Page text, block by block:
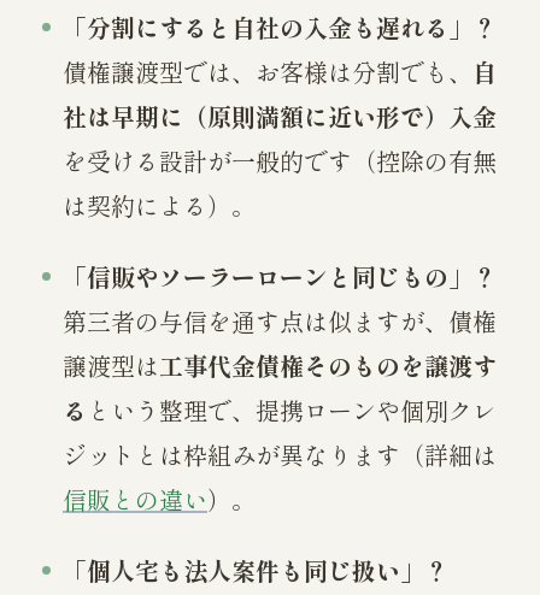
「分割にすると自社の入金も遅れる」？
債権譲渡型では、お客様は分割でも、
自
社は早期に（原則満額に近い形で）入金
を受ける設計が一般的です（控除の有無
は契約による）。
「信販やソーラーローンと同じもの」？
第三者の与信を通す点は似ますが、債権
譲渡型は工事代金債権そのものを譲渡す
る という整理で、提携ローンや個別クレ
ジットとは枠組みが異なります（詳細は
信販との違い）。
「個人宅も法人案件も同じ扱い」？